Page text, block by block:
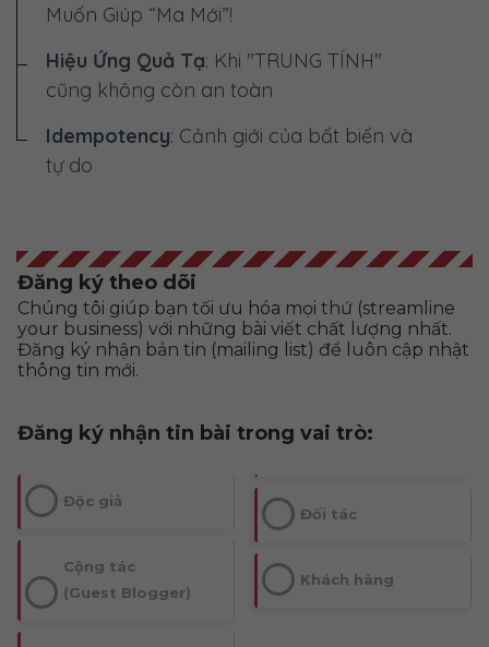
Muốn Giúp “Ma Mới”!
Hiệu Ứng Quả Tạ: Khi "TRUNG TÍNH"
cũng không còn an toàn
Idempotency: Cảnh giới của bất biến và
tự do
Đăng ký theo dõi
Chúng tôi giúp bạn tối ưu hóa mọi thứ (streamline
your business) với những bài viết chất lượng nhất.
Đăng ký nhận bản tin (mailing list) để luôn cập nhật
thông tin mới.
Đăng ký nhận tin bài trong vai trò:
Độc giả
Cộng tác
(Guest Blogger)
Đối tác
Khách hàng